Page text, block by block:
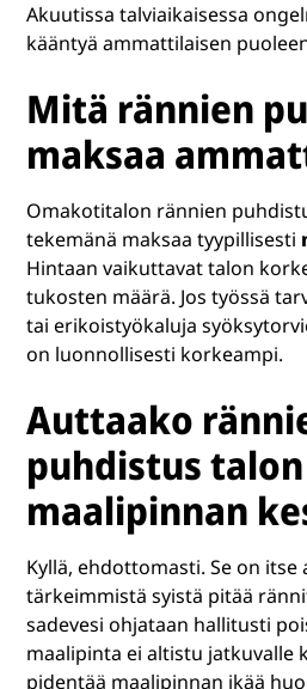
Akuutissa talviaikaisessa
kääntyä ammattilaisen
Mitä rännien
maksaa
Omakotitalon rännien
tekemänä maksaa tyypillisesti
Hintaan vaikuttavat talon
tukosten määrä. Jos työssä
tai erikoistyökaluja
on luonnollisesti korkeampi.
Auttaako
puhdistus talon
maalipinnan
Kyllä, ehdottomasti. Se on itse
tärkeimmistä syistä pitää
sadevesi ohjataan hallitusti
maalipinta ei altistu jatkuvalle
pidentää maalipinnan ikää